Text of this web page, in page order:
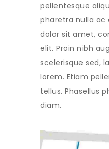
pellentesque
pharetra nulla ac
dolor sit amet,
elit. Proin nibh
scelerisque sed,
lorem. Etiam
tellus. Phasellus
diam.